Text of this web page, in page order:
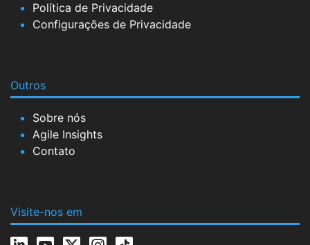
Política de Privacidade
Configurações de Privacidade
Outros
Sobre nós
Agile Insights
Contato
Visite-nos em